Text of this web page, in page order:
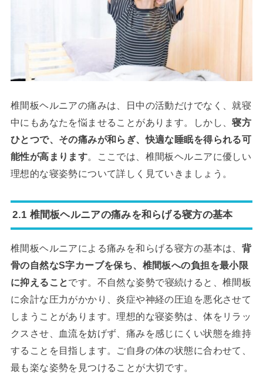
椎間板ヘルニアの痛みは、日中の活動だけでなく、就寝
中にもあなたを悩ませることがあります。しかし、寝方
ひとつで、その痛みが和らぎ、快適な睡眠を得られる可
能性が高まります。ここでは、椎間板ヘルニアに優しい
理想的な寝姿勢について詳しく見ていきましょう。
2.1 椎間板ヘルニアの痛みを和らげる寝方の基本
椎間板ヘルニアによる痛みを和らげる寝方の基本は、 背
骨の自然なS字カーブを保ち、椎間板への負担を最小限
に抑えることです。不自然な姿勢で寝続けると、椎間板
に余計な圧力がかかり、炎症や神経の圧迫を悪化させて
しまうことがあります。理想的な寝姿勢は、体をリラッ
クスさせ、血流を妨げず、痛みを感じにくい状態を維持
することを目指します。ご自身の体の状態に合わせて、
最も楽な姿勢を見つけることが大切です。